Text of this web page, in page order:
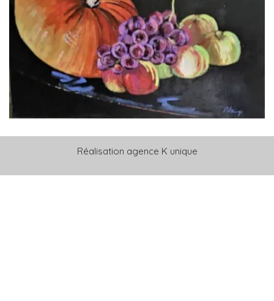
Réalisation agence K unique